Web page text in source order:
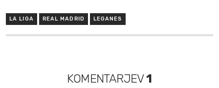
LA LIGA REAL MADRID LEGANES
KOMENTARJEV1